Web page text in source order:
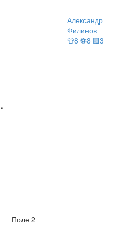
Александр
Филинов
👕8 ⚽8 🟨3
.
Поле 2